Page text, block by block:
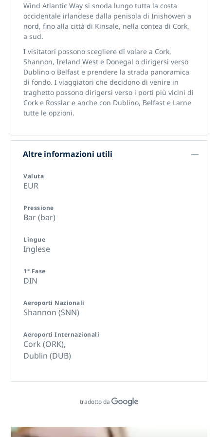
Wind Atlantic Way si snoda lungo tutta la costa
occidentale irlandese dalla penisola di Inishowen a
nord, fino alla città di Kinsale, nella contea di Cork,
a sud.
I visitatori possono scegliere di volare a Cork,
Shannon, Ireland West e Donegal o dirigersi verso
Dublino o Belfast e prendere la strada panoramica
di fondo. I viaggiatori che decidono di venire in
traghetto possono dirigersi verso i porti più vicini di
Cork e Rosslar e anche con Dublino, Belfast e Larne
tutte le opzioni.
Altre informazioni utili
Valuta
EUR
Pressione
Bar (bar)
Lingue
Inglese
1° Fase
DIN
Aeroporti Nazionali
Shannon (SNN)
Aeroporti Internazionali
Cork (ORK),
Dublin (DUB)
tradotto da